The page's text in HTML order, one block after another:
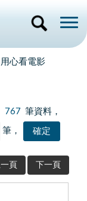
用心看電影
767 筆資料，
筆，
頁 下一頁